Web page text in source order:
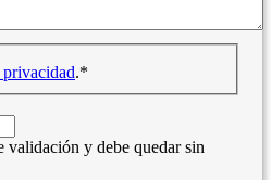
.*
validación y debe quedar sin